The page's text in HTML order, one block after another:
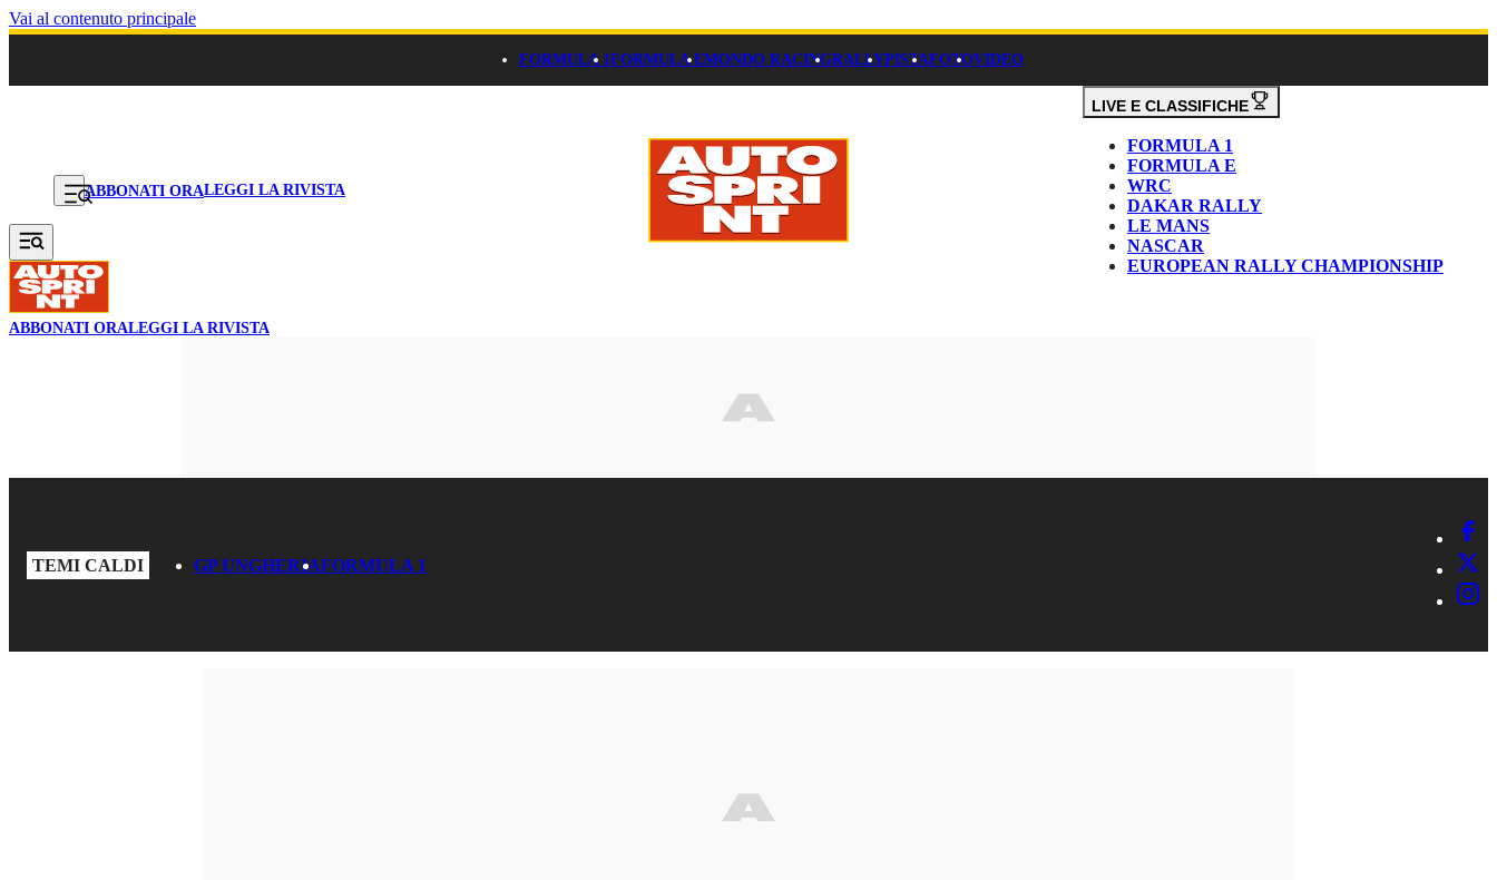
Vai al contenuto principale
FORMULA 1FORMULA EMONDO RACINGRALLYPISTAFOTOVIDEO
ABBONATI ORALEGGI LA RIVISTA
LIVE E CLASSIFICHE
FORMULA 1
FORMULA E
WRC
DAKAR RALLY
LE MANS
NASCAR
EUROPEAN RALLY CHAMPIONSHIP
ABBONATI ORALEGGI LA RIVISTA
TEMI CALDI GP UNGHERIAFORMULA 1